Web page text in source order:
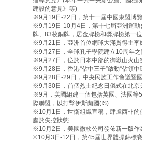
建設的意見》等)
※9月19日-22日，第十一屆中國東盟博
※9月19日-10月4日，第十七屆亞洲運
牌、83枚銅牌，居金牌榜和獎牌榜第一位
※9月21日，亞洲首位網球大滿貫得主李
※9月27日，全球孔子學院建立10周年之
※9月27日，位於日本中部的御嶽山火
※9月28日，香港“佔中三子”啟動“佔領
※9月28日-29日，中央民族工作會議暨
※9月30日，首個烈士紀念日儀式在北京
※9月，美國組建一個包括英國、法國等
際聯盟，以打擊伊斯蘭國(IS)
※10月1日，世衛組織宣稱，肆虐西非
處於失控狀態
※10月2日，美國微軟公司發佈新一版作
※10月3日-12日，第45屆世界體操錦標